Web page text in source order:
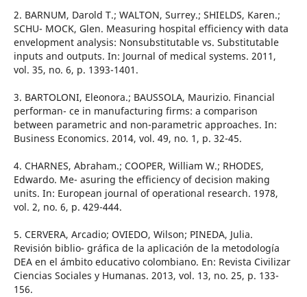
2. BARNUM, Darold T.; WALTON, Surrey.; SHIELDS, Karen.;
SCHU- MOCK, Glen. Measuring hospital efficiency with data
envelopment analysis: Nonsubstitutable vs. Substitutable
inputs and outputs. In: Journal of medical systems. 2011,
vol. 35, no. 6, p. 1393-1401.
3. BARTOLONI, Eleonora.; BAUSSOLA, Maurizio. Financial
performan- ce in manufacturing firms: a comparison
between parametric and non-parametric approaches. In:
Business Economics. 2014, vol. 49, no. 1, p. 32-45.
4. CHARNES, Abraham.; COOPER, William W.; RHODES,
Edwardo. Me- asuring the efficiency of decision making
units. In: European journal of operational research. 1978,
vol. 2, no. 6, p. 429-444.
5. CERVERA, Arcadio; OVIEDO, Wilson; PINEDA, Julia.
Revisión biblio- gráfica de la aplicación de la metodología
DEA en el ámbito educativo colombiano. En: Revista Civilizar
Ciencias Sociales y Humanas. 2013, vol. 13, no. 25, p. 133-
156.